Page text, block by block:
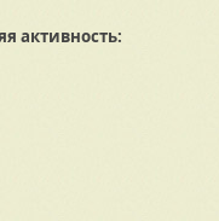
активность: